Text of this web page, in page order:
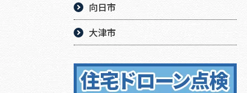
向日市
大津市